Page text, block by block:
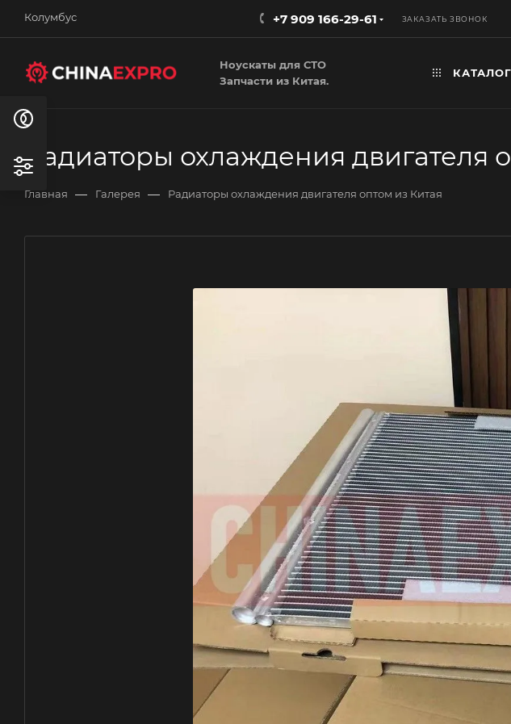
Колумбус +7 909 166-29-61 ЗАКАЗАТЬ ЗВОНОК
Ноускаты для СТО
Запчасти из Китая.
КАТАЛОГ
Радиаторы охлаждения двигателя
Главная — Галерея — Радиаторы охлаждения двигателя оптом из Китая